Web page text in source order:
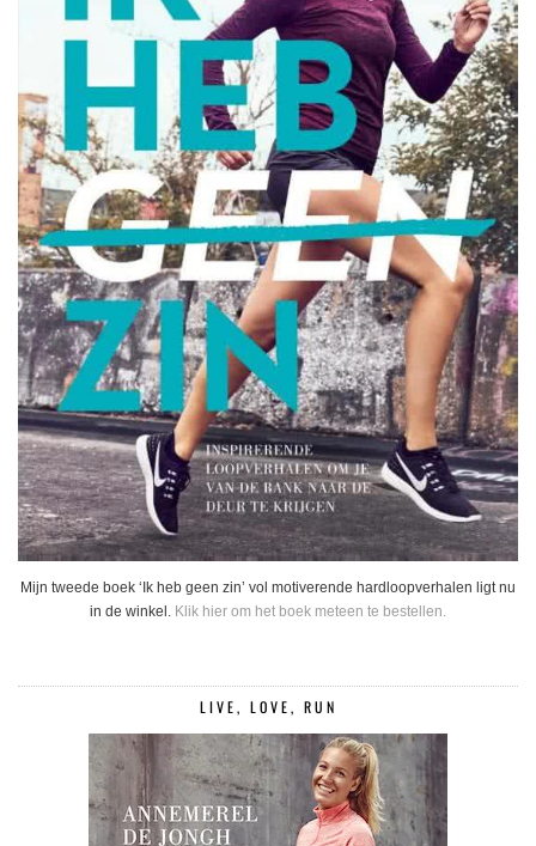
Mijn tweede boek ‘Ik heb geen zin’ vol motiverende hardloopverhalen ligt nu
in de winkel. Klik hier om het boek meteen te bestellen.
LIVE, LOVE, RUN